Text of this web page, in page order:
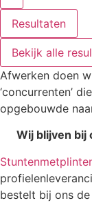
Resultaten
Bekijk alle
Afwerken doen
‘concurrenten’
opgebouwde
Wij blijven bij
bestelt bij ons